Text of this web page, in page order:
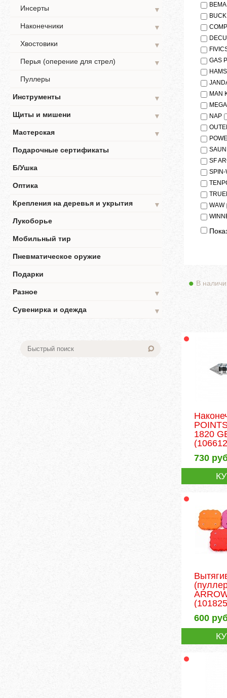
Инсерты
▼
Наконечники
▼
Хвостовики
▼
Перья (оперение для стрел)
▼
Пуллеры
Инструменты
▼
Щиты и мишени
▼
Мастерская
▼
Подарочные сертификаты
Б/Ушка
Оптика
Крепления на деревья и укрытия
▼
Лукоборье
Мобильный тир
Пневматическое оружие
Подарки
Разное
▼
Сувенирка и одежда
▼
GAS
MAN
NAP
SF
SPIN-
WAW
В
1820
730
600